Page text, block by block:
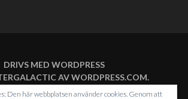
DRIVS MED WORDPRESS
AVWORDPRESS.COM.
Den här webbplatsen använder cookies. Genom att